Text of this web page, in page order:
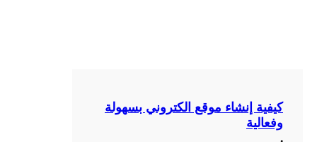
كيفية إنشاء موقع الكتروني بسهولة
وفعالية